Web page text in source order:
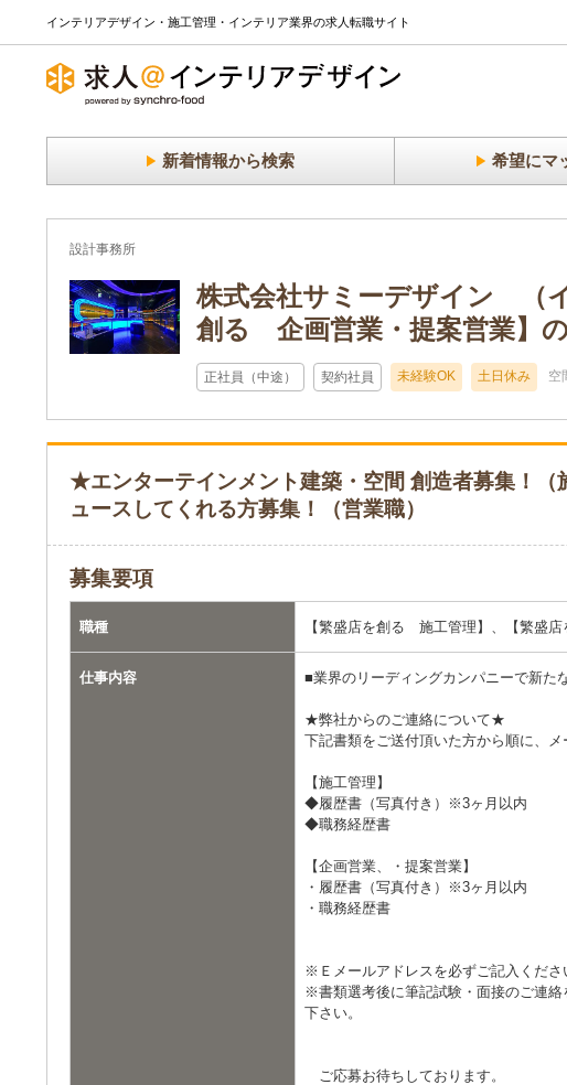
インテリアデザイン・施工管理・インテリア業界の求人転職サイト
新着情報から検索 希望にマ
設計事務所
株式会社サミーデザイン （
創る 企画営業・提案営業】
正社員（中途） 契約社員 未経験OK 土日休み 空
★エンターテインメント建築・空間 創造者募集！
ュースしてくれる方募集！（営業職）
募集要項
職種 【繁盛店を創る 施工管理】、【繁盛
仕事内容 ■業界のリーディングカンパニーで新た
★弊社からのご連絡について★
下記書類をご送付頂いた方から順に、メ
【施工管理】
◆履歴書（写真付き）※3ヶ月以内
◆職務経歴書
【企画営業、・提案営業】
・履歴書（写真付き）※3ヶ月以内
・職務経歴書
※Ｅメールアドレスを必ずご記入くださ
※書類選考後に筆記試験・面接のご連
下さい。
ご応募お待ちしております。